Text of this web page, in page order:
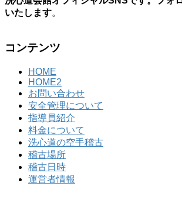
いたします。
コンテンツ
HOME
HOME2
お問い合わせ
安全管理について
指導員紹介
料金について
洗心道の空手稽古
稽古場所
稽古日時
運営者情報